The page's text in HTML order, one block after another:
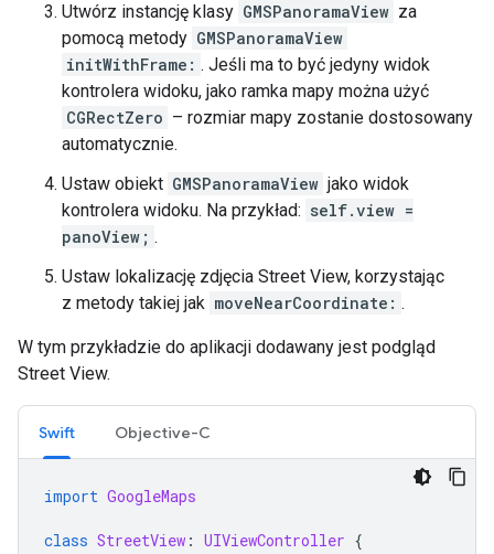
Utwórz instancję klasy GMSPanoramaView za
pomocą metody GMSPanoramaView
initWithFrame: . Jeśli ma to być jedyny widok
kontrolera widoku, jako ramka mapy można użyć
CGRectZero – rozmiar mapy zostanie dostosowany
automatycznie.
Ustaw obiekt GMSPanoramaView jako widok
kontrolera widoku. Na przykład: self.view =
panoView; .
Ustaw lokalizację zdjęcia Street View, korzystając
z metody takiej jak moveNearCoordinate: .
W tym przykładzie do aplikacji dodawany jest podgląd
Street View.
Swift Objective-C
import GoogleMaps
class StreetView : UIViewController {